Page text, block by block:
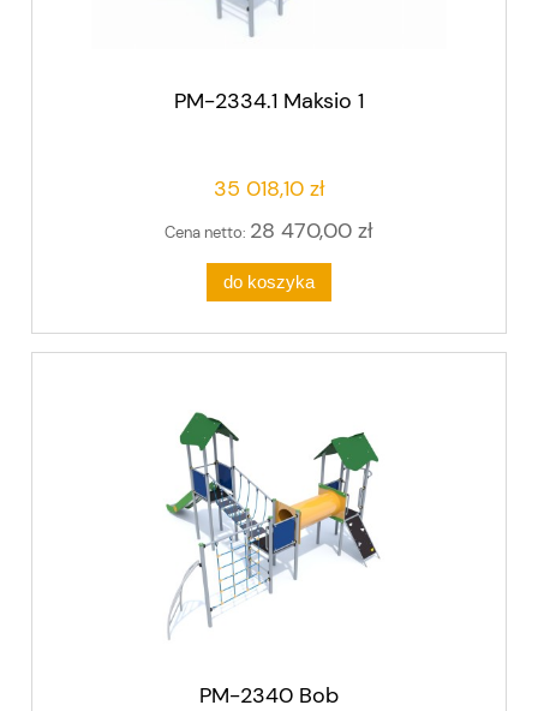
PM-2334.1 Maksio 1
35 018,10 zł
Cena netto: 28 470,00 zł
do koszyka
PM-2340 Bob